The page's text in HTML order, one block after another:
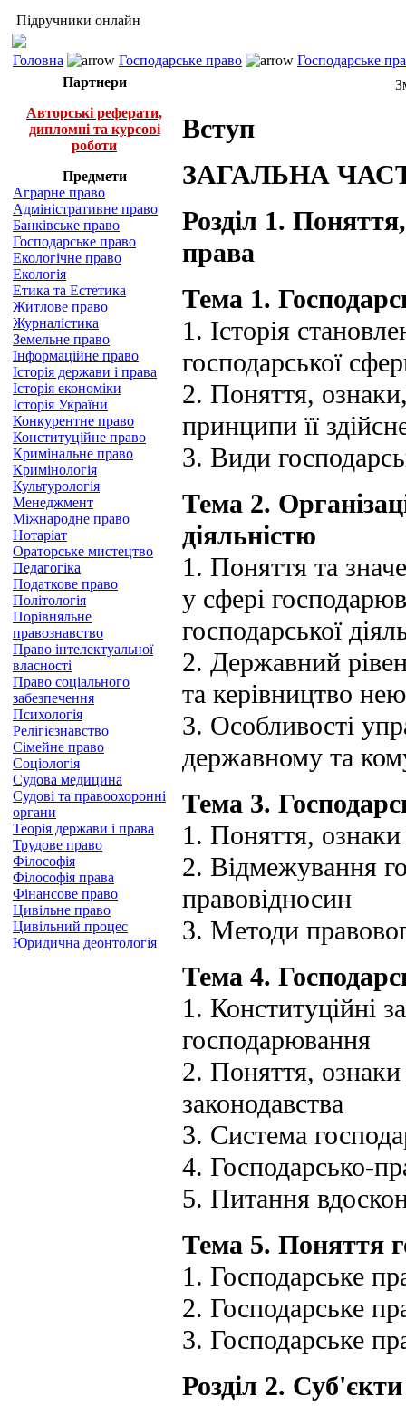
Підручники онлайн
Головна Господарське право
Господарське
Партнери
Авторські реферати,
дипломні та курсові
роботи
Предмети
Аграрне право
Адміністративне право
Банківське право
Господарське право
Екологічне право
Екологія
Етика та Естетика
Житлове право
Журналістика
Земельне право
Інформаційне право
Історія держави і права
Історія економіки
Історія України
Конкурентне право
Конституційне право
Кримінальне право
Кримінологія
Культурологія
Менеджмент
Міжнародне право
Нотаріат
Ораторське мистецтво
Педагогіка
Податкове право
Політологія
Порівняльне
правознавство
Право інтелектуальної
власності
Право соціального
забезпечення
Психологія
Релігієзнавство
Сімейне право
Соціологія
Судова медицина
Судові та правоохоронні
органи
Теорія держави і права
Трудове право
Філософія
Філософія права
Фінансове право
Цивільне право
Цивільний процес
Юридична деонтологія
Вступ
ЗАГАЛЬНА
Розділ 1.
права
Тема 1.
1. Історія
господарської
2. Поняття,
принципи її
3. Види
Тема 2.
діяльністю
1. Поняття та
у сфері
господарської
2. Державний
та керівництво нею
3. Особливості
державному та
Тема 3.
1. Поняття,
2. Відмежування
правовідносин
3. Методи
Тема 4.
1. Конституційні
господарювання
2. Поняття, ознаки
законодавства
3. Система
4. Господарсько-
5. Питання
Тема 5. Поняття
1. Господарське
2. Господарське
3. Господарське
Розділ 2.